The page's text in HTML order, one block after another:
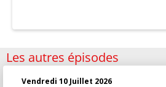
Les autres épisodes
Vendredi 10 Juillet 2026